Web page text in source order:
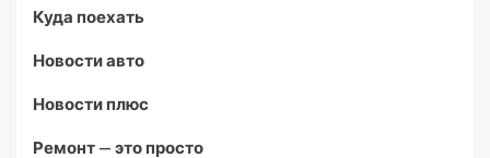
Куда поехать
Новости авто
Новости плюс
Ремонт — это просто